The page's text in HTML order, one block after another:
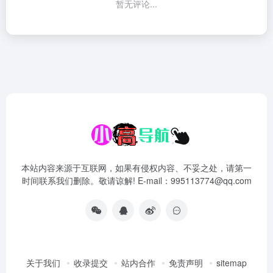
暂无评论...
本站内容来源于互联网，如果有侵权内容、不妥之处，请第一
时间联系我们删除。敬请谅解! E-mail：995113774@qq.com
关于我们 收录提交 站内合作 免责声明 sitemap